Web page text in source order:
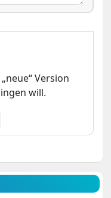
Version
will.